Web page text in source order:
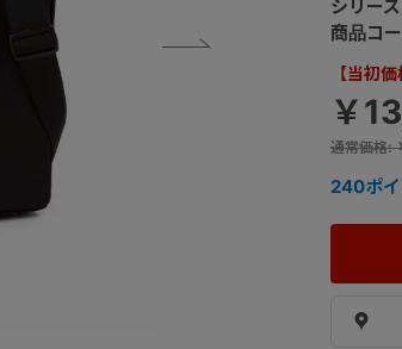
シリーズ
商品コ
【当初
￥
通常価格:
240ポ